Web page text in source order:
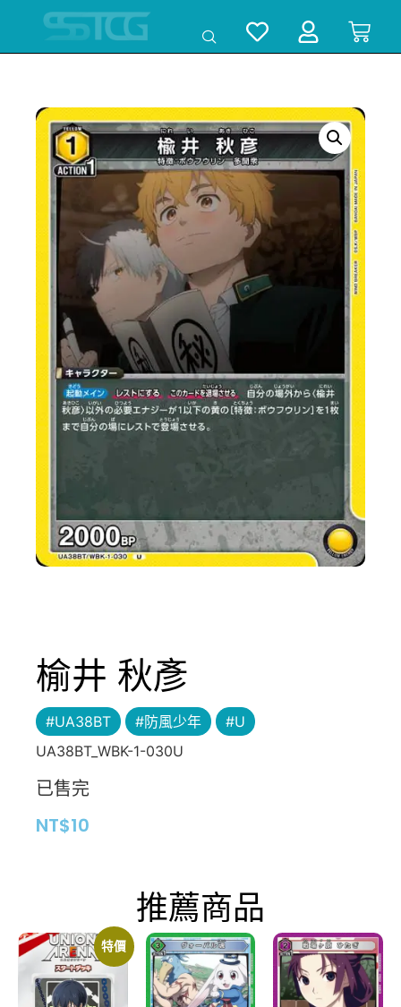
榆井 秋彥
#UA38BT #防風少年
#U
UA38BT_WBK-1-030U
已售完
NT$10
推薦商品
特價